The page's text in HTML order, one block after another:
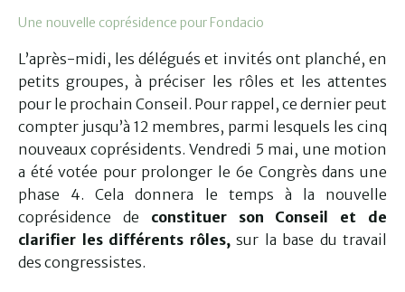
Une nouvelle coprésidence pour Fondacio
L’après-midi, les délégués et invités ont planché, en
petits groupes, à préciser les rôles et les attentes
pour le prochain Conseil. Pour rappel, ce dernier peut
compter jusqu’à 12 membres, parmi lesquels les cinq
nouveaux coprésidents. Vendredi 5 mai, une motion
a été votée pour prolonger le 6e Congrès dans une
phase 4. Cela donnera le temps à la nouvelle
coprésidence de constituer son Conseil et de
clarifier les différents rôles, sur la base du travail
des congressistes.